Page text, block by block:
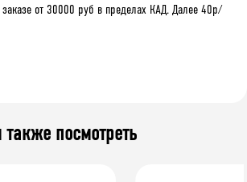
заказе от 30000 руб в пределах КАД. Далее 40р/
посмотреть